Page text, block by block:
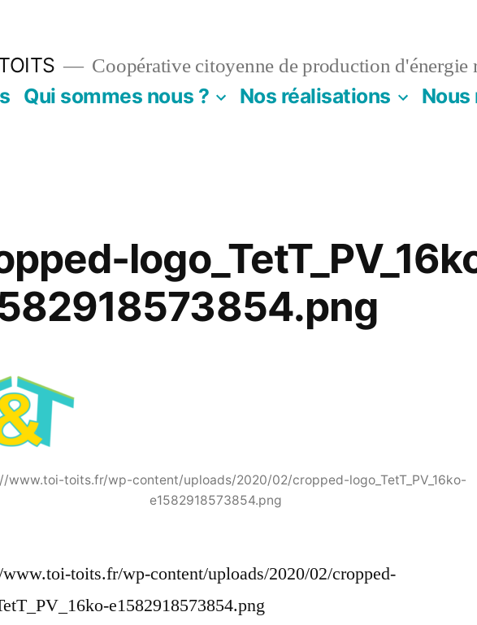
Coopérative citoyenne de production d'énergie
Qui sommes nous ? Nos réalisations Nous
www.toi-toits.fr/wp-content/uploads/2020/02/cropped-logo_TetT_PV_16ko-
e1582918573854.png
toits.fr/wp-content/uploads/2020/02/cropped-
e1582918573854.png